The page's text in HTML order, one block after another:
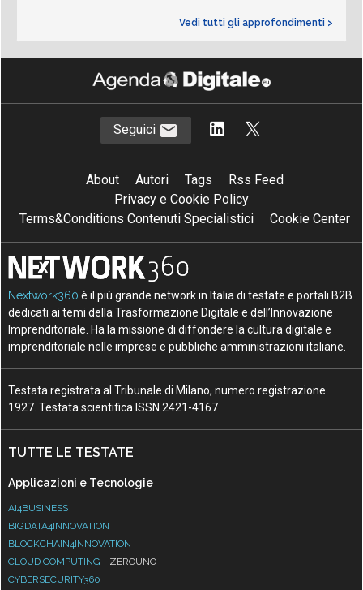
Vedi tutti gli approfondimenti >
Seguici
About Autori Tags
Rss Feed
Privacy e Cookie Policy
Terms&Conditions Contenuti Specialistici
Cookie Center
Nextwork360 è il più grande network in Italia di testate e portali B2B
dedicati ai temi della Trasformazione Digitale e dell’Innovazione
Imprenditoriale. Ha la missione di diffondere la cultura digitale e
imprenditoriale nelle imprese e pubbliche amministrazioni italiane.
Testata registrata al Tribunale di Milano, numero registrazione
1927. Testata scientifica ISSN 2421-4167
TUTTE LE TESTATE
Applicazioni e Tecnologie
AI4BUSINESS
BIGDATA4INNOVATION
BLOCKCHAIN4INNOVATION
CLOUD COMPUTING
ZEROUNO
CYBERSECURITY360